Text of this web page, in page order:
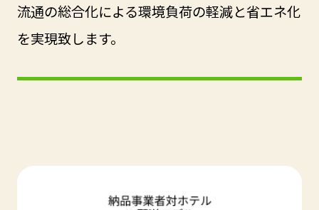
流通の総合化による環境負荷の軽減と省エネ化
を実現致します。